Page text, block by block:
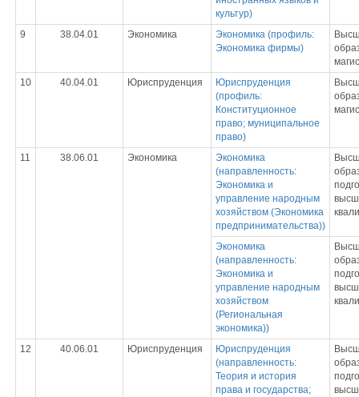
культур)
9
38.04.01 Экономика
Экономика (профиль:
Экономика фирмы)
10
40.04.01 Юриспруденция
Юриспруденция
(профиль:
Конституционное
право; муниципальное
право)
11 38.06.01 Экономика
Экономика
(направленность:
Экономика и
управление народным
хозяйством (Экономика
предпринимательства))
Экономика
(направленность:
Экономика и
управление народным
хозяйством
(Региональная
экономика))
12 40.06.01 Юриспруденция
Юриспруденция
(направленность:
Теория и история
права и государства;